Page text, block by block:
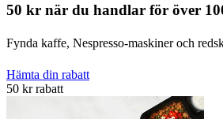
50 kr när du handlar för över
Fynda kaffe, Nespresso-maskiner och
Hämta din rabatt
50 kr rabatt